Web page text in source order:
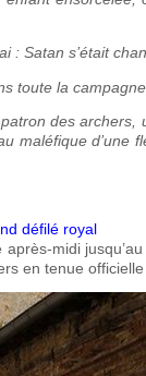
: Satan s’était
toute la campagne.
des
maléfique
défilé royal
midi
en tenue officielle